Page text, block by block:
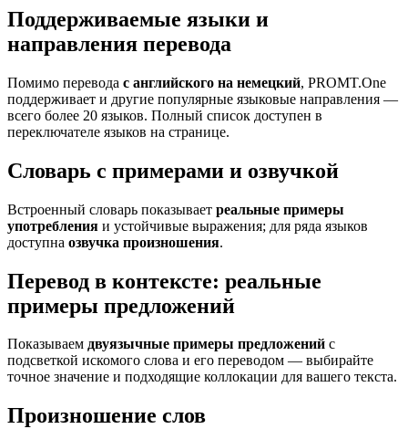
Поддерживаемые языки и
направления перевода
Помимо перевода с английского на немецкий, PROMT.One
поддерживает и другие популярные языковые направления —
всего более 20 языков. Полный список доступен в
переключателе языков на странице.
Словарь с примерами и озвучкой
Встроенный словарь показывает реальные примеры
употребления и устойчивые выражения; для ряда языков
доступна озвучка произношения.
Перевод в контексте: реальные
примеры предложений
Показываем двуязычные примеры предложений с
подсветкой искомого слова и его переводом — выбирайте
точное значение и подходящие коллокации для вашего текста.
Произношение слов